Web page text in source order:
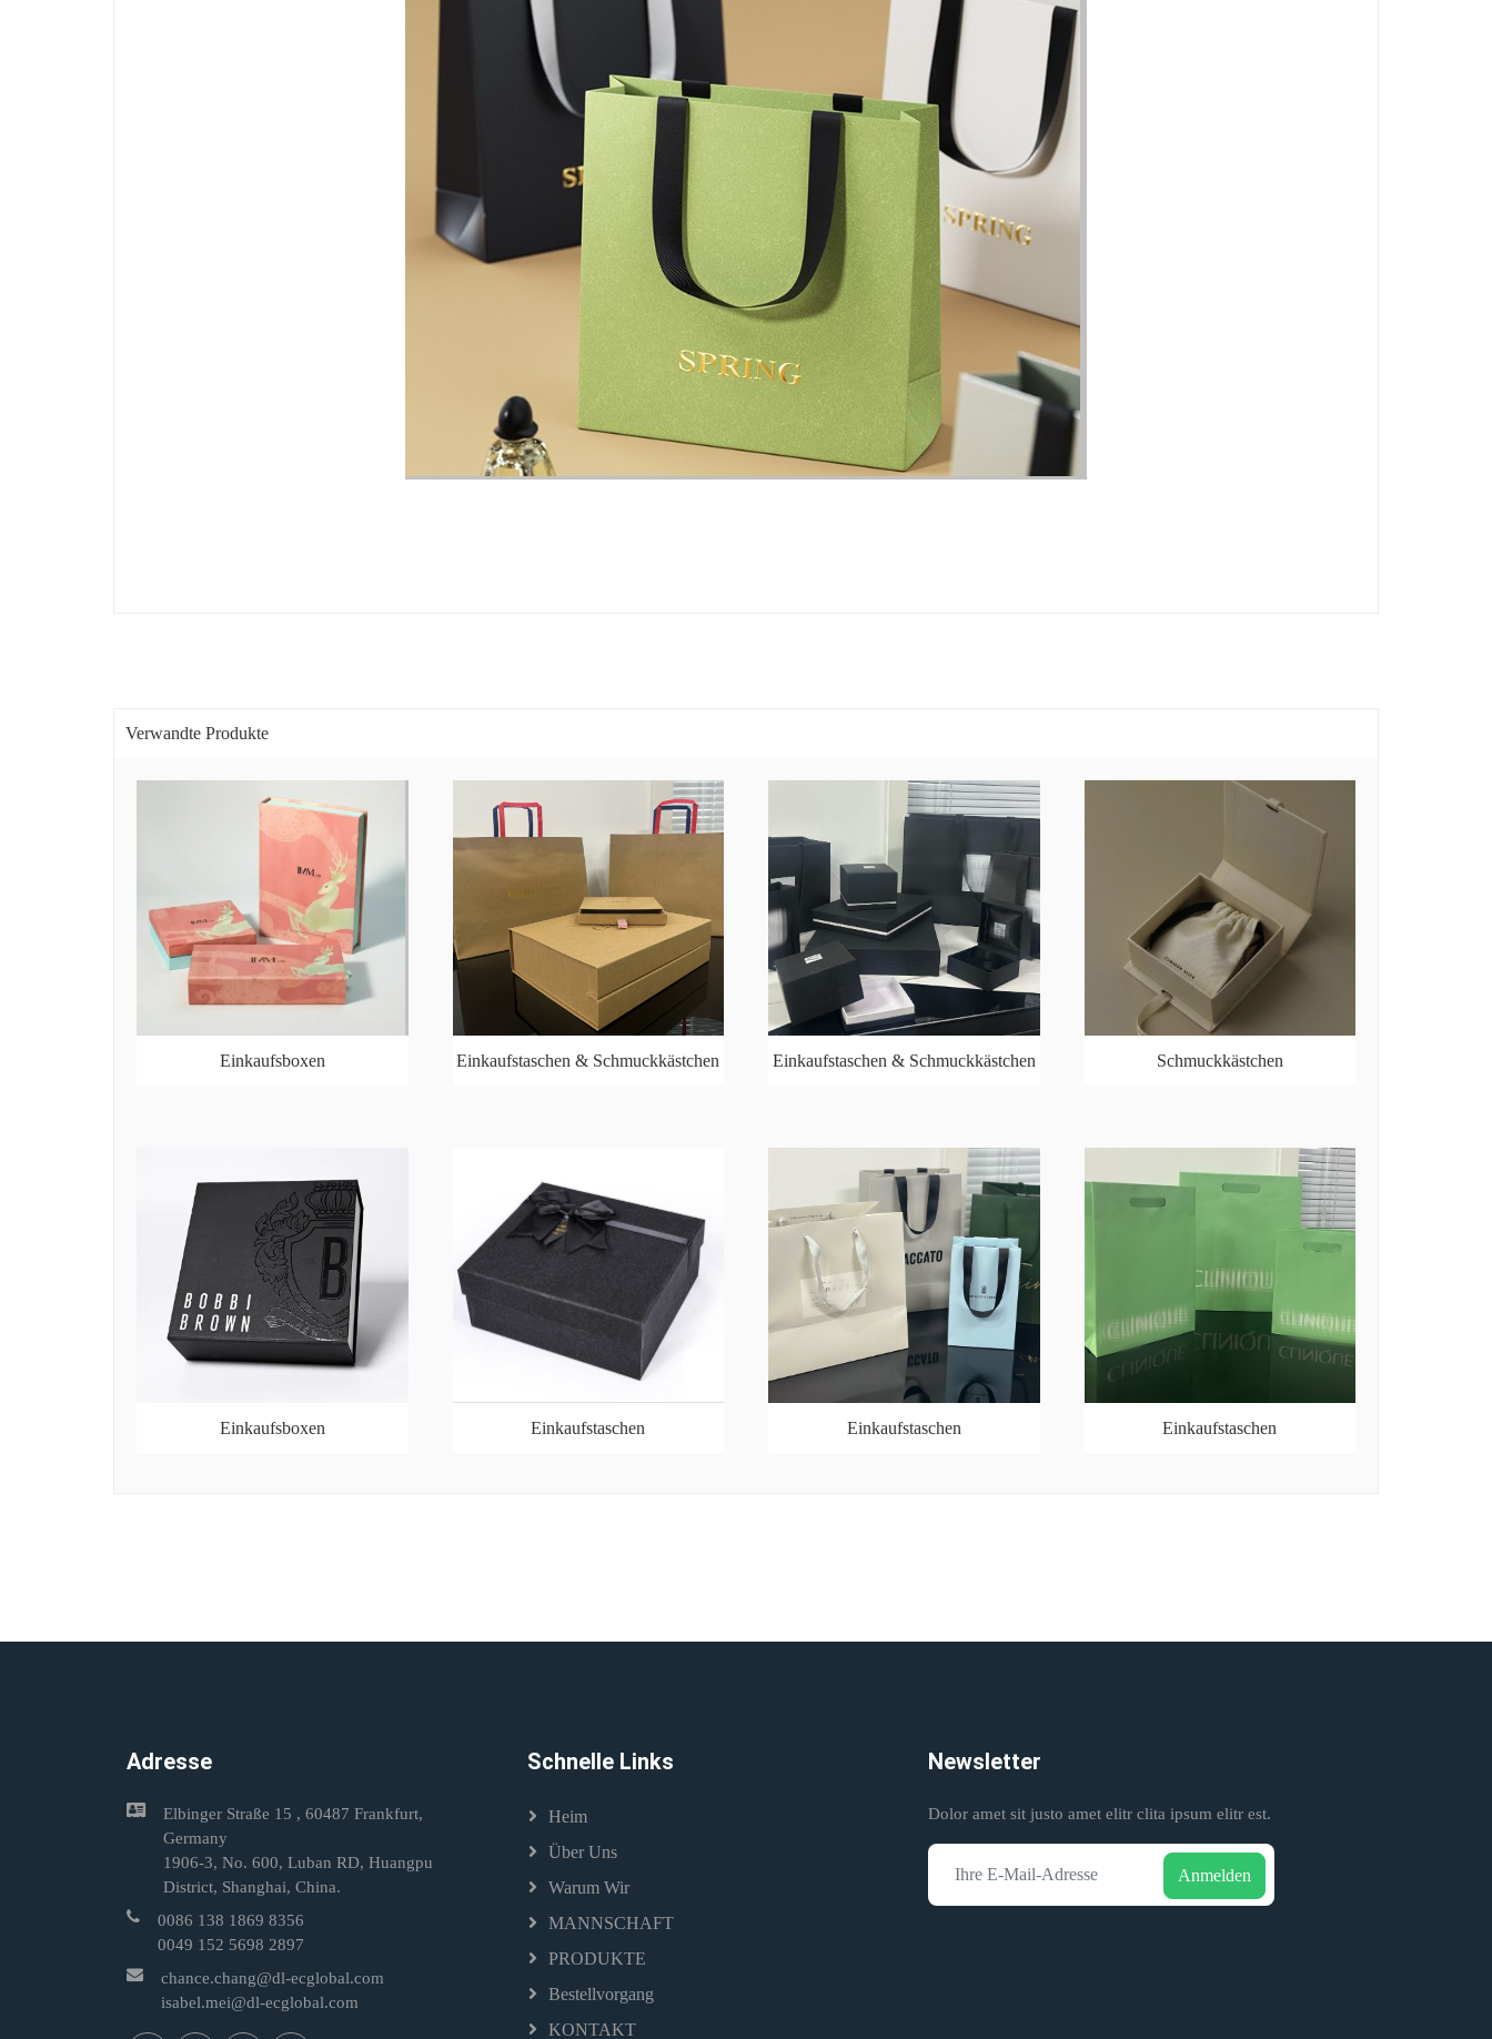
Verwandte Produkte
Einkaufsboxen Einkaufstaschen & Schmuckkästchen Einkaufstaschen & Schmuckkästchen Schmuckkästchen
Einkaufsboxen Einkaufstaschen Einkaufstaschen Einkaufstaschen
Adresse
Elbinger Straße 15 , 60487 Frankfurt,
Germany
1906-3, No. 600, Luban RD, Huangpu
District, Shanghai, China.
0086 138 1869 8356
0049 152 5698 2897
chance.chang@dl-ecglobal.com
isabel.mei@dl-ecglobal.com
Schnelle Links
Heim
Über Uns
Warum Wir
MANNSCHAFT
PRODUKTE
Bestellvorgang
KONTAKT
Newsletter
Dolor amet sit justo amet elitr clita ipsum elitr est.
Anmelden